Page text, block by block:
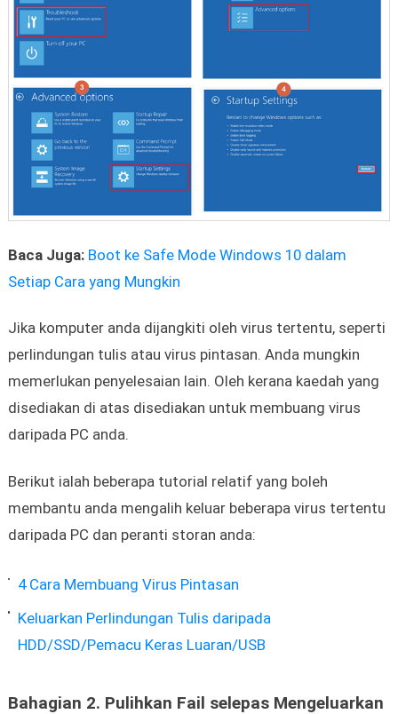
Baca Juga: Boot ke Safe Mode Windows 10 dalam
Setiap Cara yang Mungkin
Jika komputer anda dijangkiti oleh virus tertentu, seperti
perlindungan tulis atau virus pintasan. Anda mungkin
memerlukan penyelesaian lain. Oleh kerana kaedah yang
disediakan di atas disediakan untuk membuang virus
daripada PC anda.
Berikut ialah beberapa tutorial relatif yang boleh
membantu anda mengalih keluar beberapa virus tertentu
daripada PC dan peranti storan anda:
4 Cara Membuang Virus Pintasan
Keluarkan Perlindungan Tulis daripada
HDD/SSD/Pemacu Keras Luaran/USB
Bahagian 2. Pulihkan Fail selepas Mengeluarkan